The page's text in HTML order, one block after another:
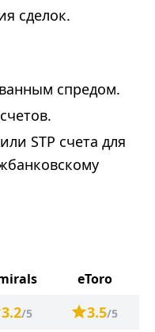
сделок.
спредом.
STP счета для
eToro
3.2/5 3.5/5